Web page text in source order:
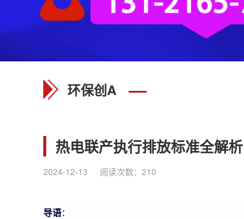
环保创A
热电联产执行排放标准全解析
2024-12-13 阅读次数： 210
导语：